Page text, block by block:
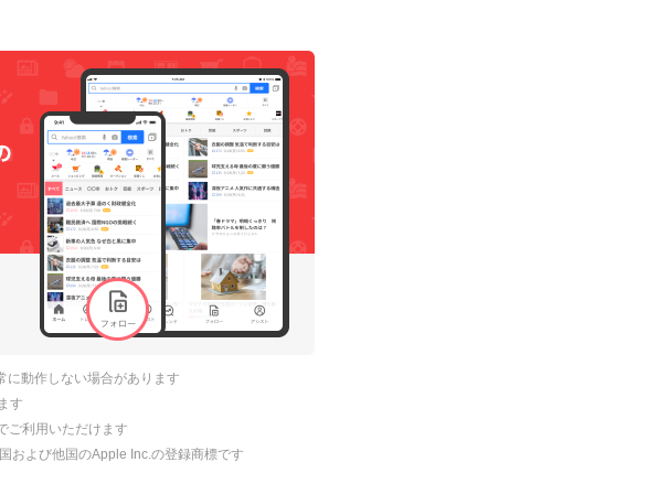
動作しない場合があります
す
ご利用いただけます
および他国のApple Inc.の登録商標です